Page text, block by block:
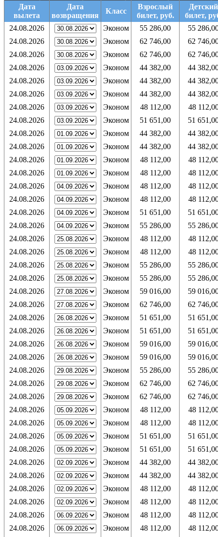
Дата
вылета
Дата
возвращения
Класс
Взрослый
билет, руб.
Детский
билет,
24.08.2026
Эконом 55 286,00
55
24.08.2026
Эконом 62 746,00
62
24.08.2026
Эконом 62 746,00
62
24.08.2026
Эконом 44 382,00
44
24.08.2026
Эконом 44 382,00
44
24.08.2026
Эконом 44 382,00
44
24.08.2026
Эконом 48 112,00
48
24.08.2026
Эконом 51 651,00
51
24.08.2026
Эконом 44 382,00
44
24.08.2026
Эконом 44 382,00
44
24.08.2026
Эконом 48 112,00
48
24.08.2026
Эконом 48 112,00
48
24.08.2026
Эконом 48 112,00
48
24.08.2026
Эконом 48 112,00
48
24.08.2026
Эконом 51 651,00
51
24.08.2026
Эконом 55 286,00
55
24.08.2026
Эконом 48 112,00
48
24.08.2026
Эконом 48 112,00
48
24.08.2026
Эконом 55 286,00
55
24.08.2026
Эконом 55 286,00
55
24.08.2026
Эконом 59 016,00
59
24.08.2026
Эконом 62 746,00
62
24.08.2026
Эконом 51 651,00
51
24.08.2026
Эконом 51 651,00
51
24.08.2026
Эконом 59 016,00
59
24.08.2026
Эконом 59 016,00
59
24.08.2026
Эконом 55 286,00
55
24.08.2026
Эконом 62 746,00
62
24.08.2026
Эконом 62 746,00
62
24.08.2026
Эконом 48 112,00
48
24.08.2026
Эконом 48 112,00
48
24.08.2026
Эконом 51 651,00
51
24.08.2026
Эконом 51 651,00
51
24.08.2026
Эконом 44 382,00
44
24.08.2026
Эконом 44 382,00
44
24.08.2026
Эконом 48 112,00
48
24.08.2026
Эконом 48 112,00
48
24.08.2026
Эконом 48 112,00
48
24.08.2026
Эконом 48 112,00
48